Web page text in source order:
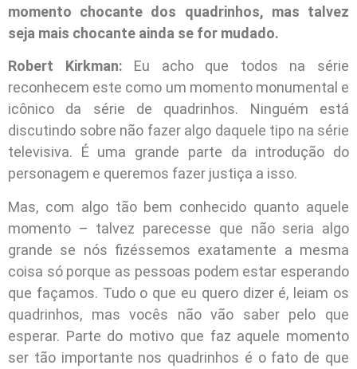
momento chocante dos quadrinhos, mas talvez
seja mais chocante ainda se for mudado.
Robert Kirkman: Eu acho que todos na série
reconhecem este como um momento monumental e
icônico da série de quadrinhos. Ninguém está
discutindo sobre não fazer algo daquele tipo na série
televisiva. É uma grande parte da introdução do
personagem e queremos fazer justiça a isso.
Mas, com algo tão bem conhecido quanto aquele
momento – talvez parecesse que não seria algo
grande se nós fizéssemos exatamente a mesma
coisa só porque as pessoas podem estar esperando
que façamos. Tudo o que eu quero dizer é, leiam os
quadrinhos, mas vocês não vão saber pelo que
esperar. Parte do motivo que faz aquele momento
ser tão importante nos quadrinhos é o fato de que